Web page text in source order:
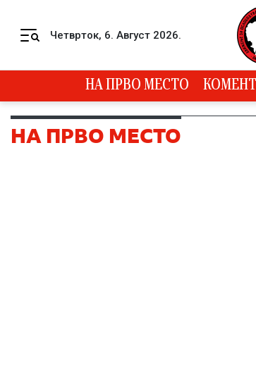
Четврток, 6. Август 2026.
НА ПРВО МЕСТО
НА ПРВО МЕСТО